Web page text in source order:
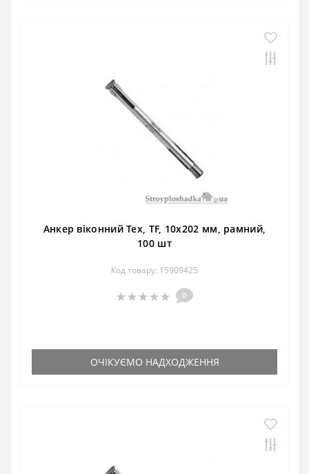
Анкер віконний Тех, TF, 10х202 мм, рамний,
100 шт
Код товару: 15909425
0
ОЧІКУЄМО НАДХОДЖЕННЯ